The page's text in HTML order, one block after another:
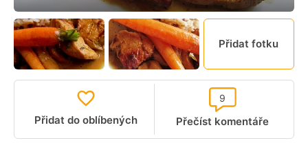
Přidat fotku
Přidat do oblíbených Přečíst komentáře
9